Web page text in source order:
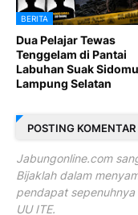
BERITA
Dua Pelajar Tewas
Tenggelam di Pantai
Labuhan Suak
Lampung Selatan
POSTING KOMENTAR
Jabungonline.com
Bijaklah dalam
pendapat
UU ITE.